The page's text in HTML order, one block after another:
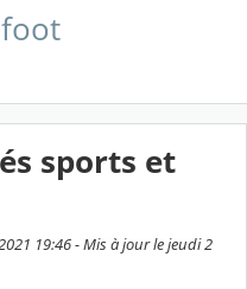
sports et
19:46 - Mis à jour le jeudi 2